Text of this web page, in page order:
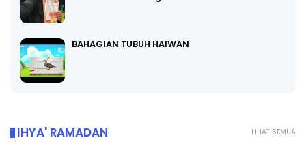
BAHAGIAN TUBUH HAIWAN
LIHAT SEMUA
IHYA' RAMADAN